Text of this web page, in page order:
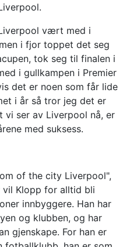
vært med i
i fjor toppet det seg
tok seg til finalen i
i gullkampen i Premier
det er noen som får lide
i år så tror jeg det er
vi ser av Liverpool nå, er
med suksess.
of the city Liverpool",
vil Klopp for alltid bli
innbyggere. Han har
og klubben, og har
gjenskape. For han er